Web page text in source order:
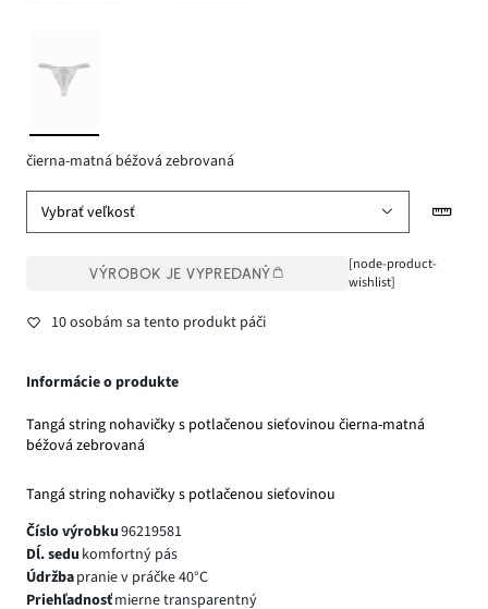
čierna-matná béžová zebrovaná
Vybrať veľkosť
VÝROBOK JE VYPREDANÝ
[node-product-
wishlist]
10 osobám sa tento produkt páči
Informácie o produkte
Tangá string nohavičky s potlačenou sieťovinou čierna-matná
béžová zebrovaná
Tangá string nohavičky s potlačenou sieťovinou
Číslo výrobku96219581
Dĺ. sedu komfortný pás
Údržbapranie v práčke 40°C
Priehľadnosťmierne transparentný